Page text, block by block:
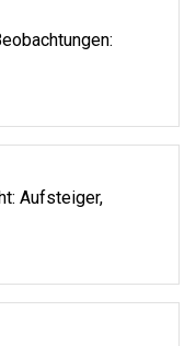
Aufsteiger,